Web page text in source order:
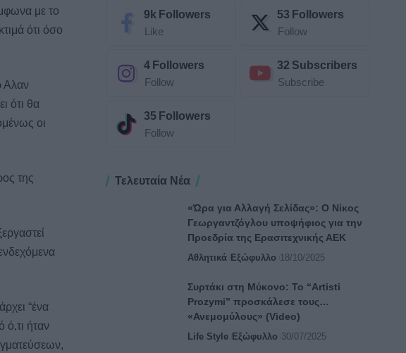
με το
ότι όσο
Αλαν
ότι θα
οι
της
“ένα
ό,τι ήταν
9k Followers
Like
53 Followers
Follow
4 Followers
Follow
32 Subscribers
Subscribe
35 Followers
Follow
Τελευταία Νέα
«Ώρα για Αλλαγή Σελίδας»: Ο Νίκος
Γεωργαντζόγλου υποψήφιος για την
Προεδρία της Ερασιτεχνικής ΑΕΚ
Αθλητικά Εξώφυλλο 18/10/2025
Συρτάκι στη Μύκονο: Το “Artisti
Prozymi” προσκάλεσε τους…
«Ανεμομύλους» (Video)
Life Style Εξώφυλλο 30/07/2025